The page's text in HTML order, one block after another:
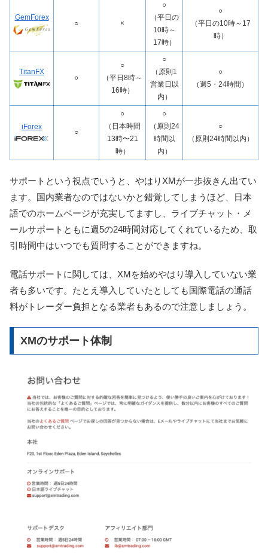
GemForex
○ ×
○
（平日の
10時～
17時）
○
（平日の10時～17
時）
TitanFX
○
○
（平日8時～
16時）
○
（原則1
営業日以
内）
○
（週5・24時間）
iForex
○
○
（日本時間
13時〜21
時）
○
（原則24
時間以
内）
○
（原則24時間以内）
サポートという視点でいうと、やはりXMが一歩抜きん出てい
ます。国内業者なのではないかと錯覚してしまうほど、日本
語でのホームページが充実してますし、ライブチャット・メ
ールサポートともに週5の24時間対応してくれているため、取
引時間中はいつでも質問することができますね。
電話サポートに関しては、XMを始めやはり導入していない業
者も多いです。たとえ導入していたとしても国際電話の通話
料がトレーダー負担となる業者もあるので注意しましょう。
XMのサポート体制